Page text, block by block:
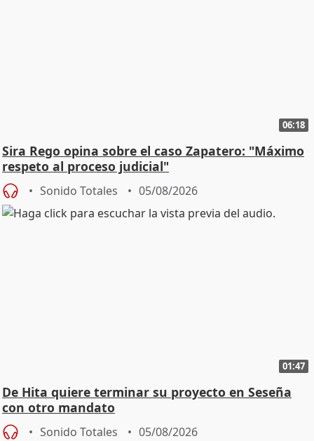
06:18
Sira Rego opina sobre el caso Zapatero: "Máximo
respeto al proceso judicial"
Sonido Totales 05/08/2026
01:47
De Hita quiere terminar su proyecto en Seseña
con otro mandato
Sonido Totales 05/08/2026